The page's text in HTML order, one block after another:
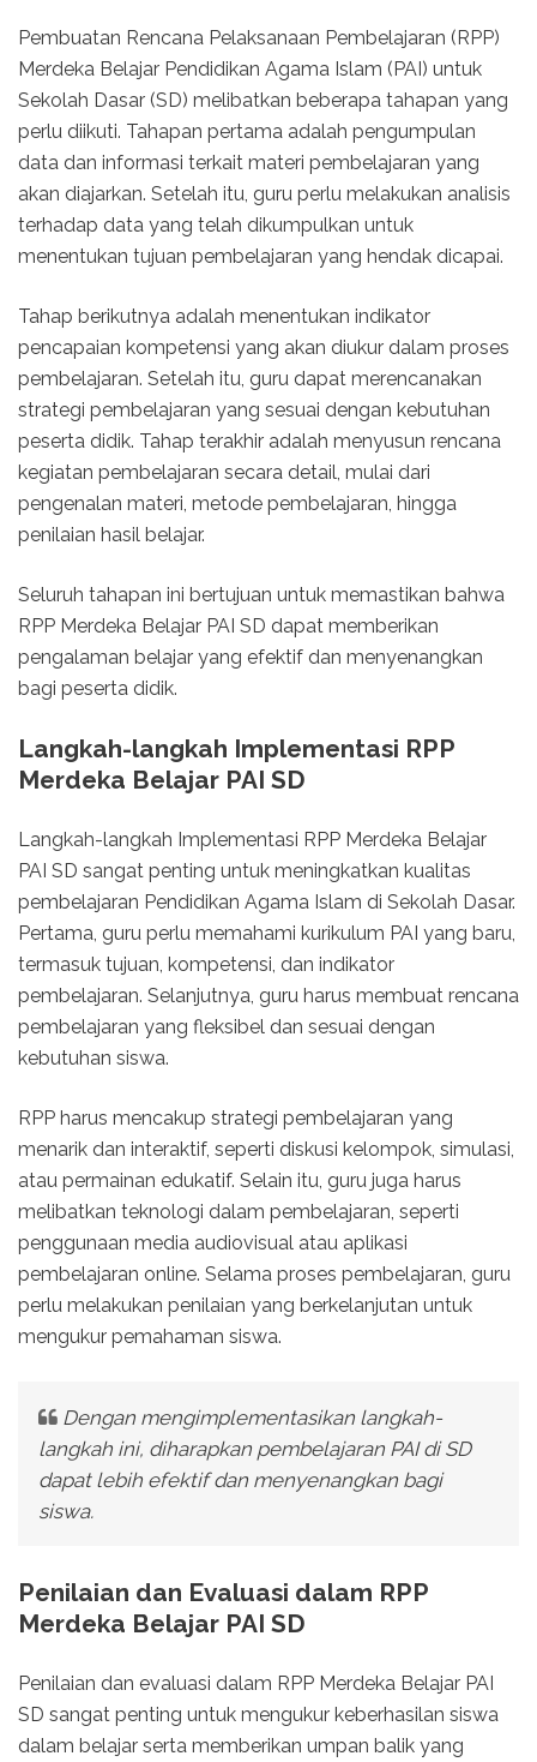
Pembuatan Rencana Pelaksanaan Pembelajaran (RPP)
Merdeka Belajar Pendidikan Agama Islam (PAI) untuk
Sekolah Dasar (SD) melibatkan beberapa tahapan yang
perlu diikuti. Tahapan pertama adalah pengumpulan
data dan informasi terkait materi pembelajaran yang
akan diajarkan. Setelah itu, guru perlu melakukan analisis
terhadap data yang telah dikumpulkan untuk
menentukan tujuan pembelajaran yang hendak dicapai.
Tahap berikutnya adalah menentukan indikator
pencapaian kompetensi yang akan diukur dalam proses
pembelajaran. Setelah itu, guru dapat merencanakan
strategi pembelajaran yang sesuai dengan kebutuhan
peserta didik. Tahap terakhir adalah menyusun rencana
kegiatan pembelajaran secara detail, mulai dari
pengenalan materi, metode pembelajaran, hingga
penilaian hasil belajar.
Seluruh tahapan ini bertujuan untuk memastikan bahwa
RPP Merdeka Belajar PAI SD dapat memberikan
pengalaman belajar yang efektif dan menyenangkan
bagi peserta didik.
Langkah-langkah Implementasi RPP
Merdeka Belajar PAI SD
Langkah-langkah Implementasi RPP Merdeka Belajar
PAI SD sangat penting untuk meningkatkan kualitas
pembelajaran Pendidikan Agama Islam di Sekolah Dasar.
Pertama, guru perlu memahami kurikulum PAI yang baru,
termasuk tujuan, kompetensi, dan indikator
pembelajaran. Selanjutnya, guru harus membuat rencana
pembelajaran yang fleksibel dan sesuai dengan
kebutuhan siswa.
RPP harus mencakup strategi pembelajaran yang
menarik dan interaktif, seperti diskusi kelompok, simulasi,
atau permainan edukatif. Selain itu, guru juga harus
melibatkan teknologi dalam pembelajaran, seperti
penggunaan media audiovisual atau aplikasi
pembelajaran online. Selama proses pembelajaran, guru
perlu melakukan penilaian yang berkelanjutan untuk
mengukur pemahaman siswa.
Dengan mengimplementasikan langkah-
langkah ini, diharapkan pembelajaran PAI di SD
dapat lebih efektif dan menyenangkan bagi
siswa.
Penilaian dan Evaluasi dalam RPP
Merdeka Belajar PAI SD
Penilaian dan evaluasi dalam RPP Merdeka Belajar PAI
SD sangat penting untuk mengukur keberhasilan siswa
dalam belajar serta memberikan umpan balik yang